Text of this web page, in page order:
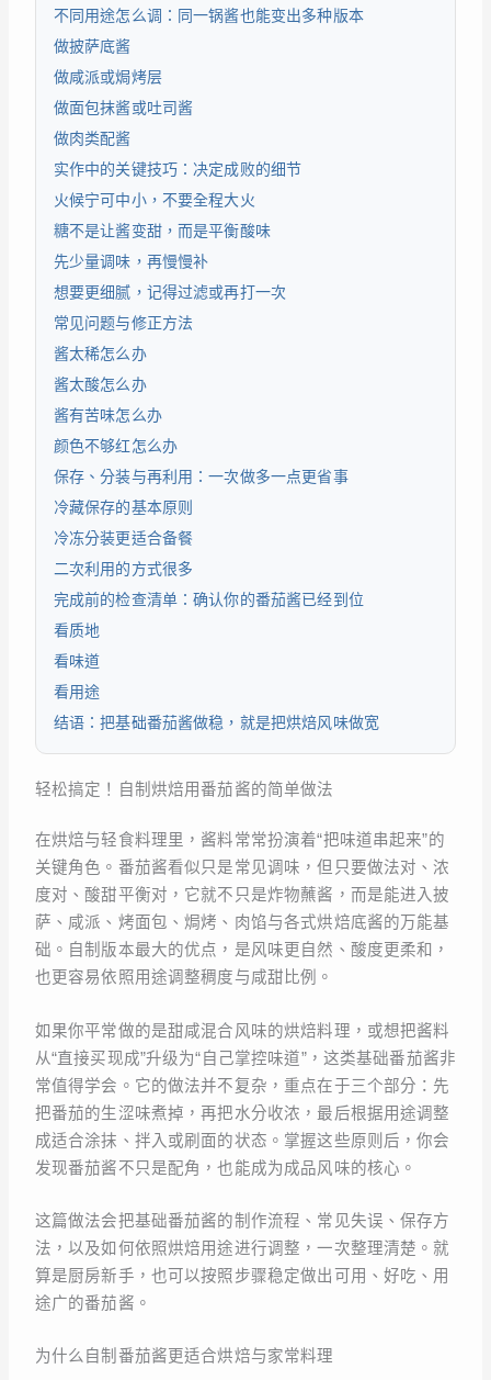
不同用途怎么调：同一锅酱也能变出多种版本
做披萨底酱
做咸派或焗烤层
做面包抹酱或吐司酱
做肉类配酱
实作中的关键技巧：决定成败的细节
火候宁可中小，不要全程大火
糖不是让酱变甜，而是平衡酸味
先少量调味，再慢慢补
想要更细腻，记得过滤或再打一次
常见问题与修正方法
酱太稀怎么办
酱太酸怎么办
酱有苦味怎么办
颜色不够红怎么办
保存、分装与再利用：一次做多一点更省事
冷藏保存的基本原则
冷冻分装更适合备餐
二次利用的方式很多
完成前的检查清单：确认你的番茄酱已经到位
看质地
看味道
看用途
结语：把基础番茄酱做稳，就是把烘焙风味做宽
轻松搞定！自制烘焙用番茄酱的简单做法
在烘焙与轻食料理里，酱料常常扮演着“把味道串起来”的
关键角色。番茄酱看似只是常见调味，但只要做法对、浓
度对、酸甜平衡对，它就不只是炸物蘸酱，而是能进入披
萨、咸派、烤面包、焗烤、肉馅与各式烘焙底酱的万能基
础。自制版本最大的优点，是风味更自然、酸度更柔和，
也更容易依照用途调整稠度与咸甜比例。
如果你平常做的是甜咸混合风味的烘焙料理，或想把酱料
从“直接买现成”升级为“自己掌控味道”，这类基础番茄酱非
常值得学会。它的做法并不复杂，重点在于三个部分：先
把番茄的生涩味煮掉，再把水分收浓，最后根据用途调整
成适合涂抹、拌入或刷面的状态。掌握这些原则后，你会
发现番茄酱不只是配角，也能成为成品风味的核心。
这篇做法会把基础番茄酱的制作流程、常见失误、保存方
法，以及如何依照烘焙用途进行调整，一次整理清楚。就
算是厨房新手，也可以按照步骤稳定做出可用、好吃、用
途广的番茄酱。
为什么自制番茄酱更适合烘焙与家常料理